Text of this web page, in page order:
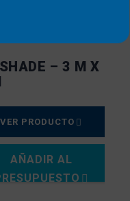
– 3 M X
VER PRODUCTO
AÑADIR AL